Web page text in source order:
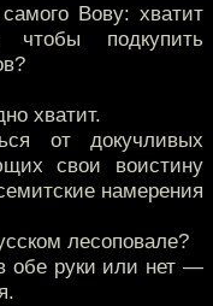
Вову: хватит
подкупить
хватит.
от докучливых
свои воистину
намерения
лесоповале?
обе руки или нет —